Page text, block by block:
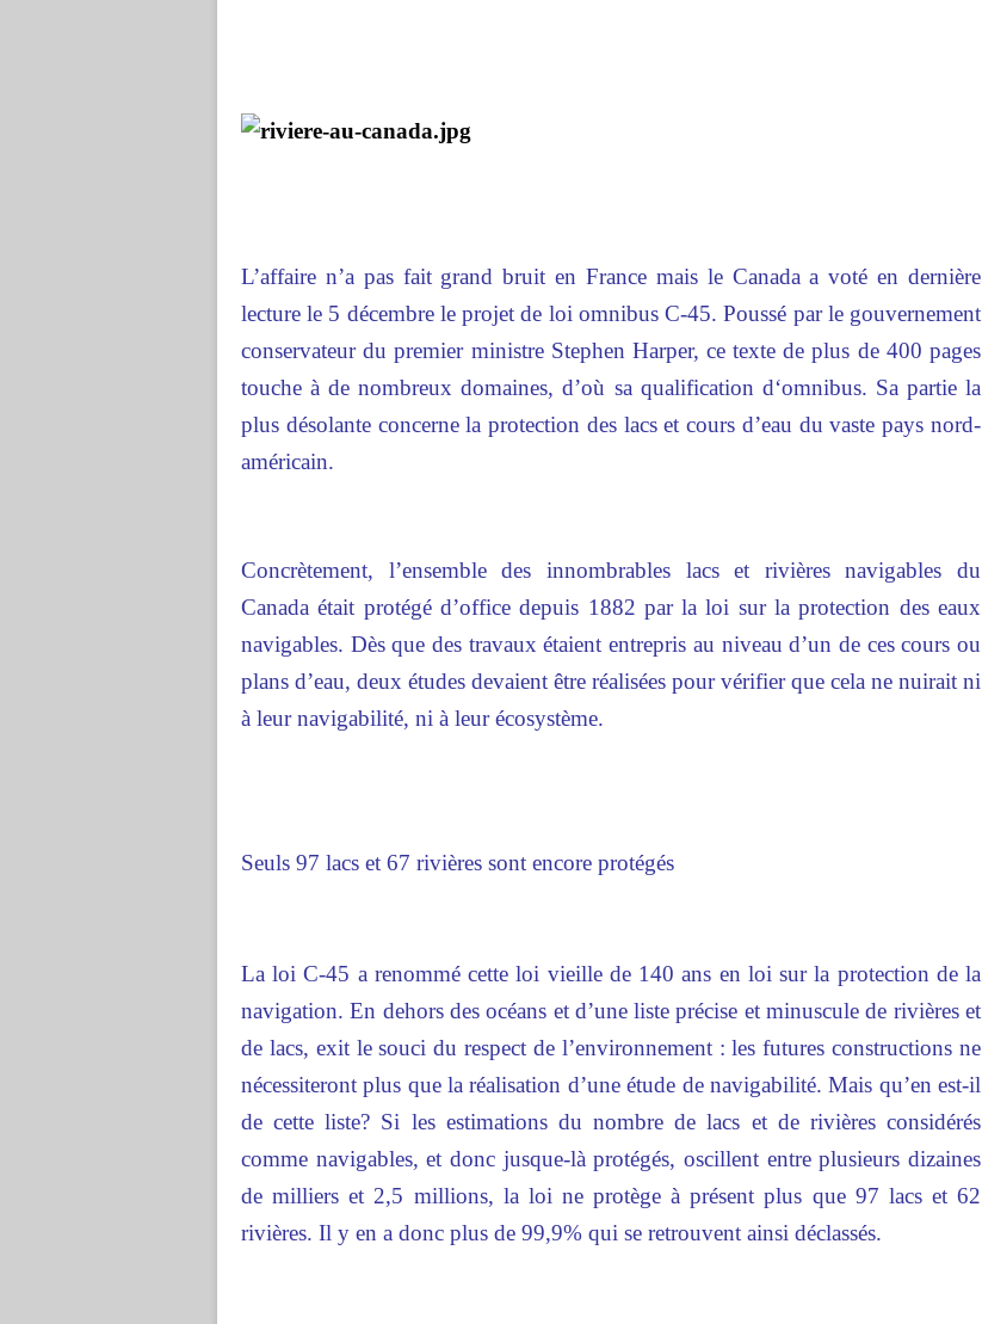
L’affaire n’a pas fait grand bruit en France mais le Canada a voté en dernière
lecture le 5 décembre le projet de loi omnibus C-45. Poussé par le gouvernement
conservateur du premier ministre Stephen Harper, ce texte de plus de 400 pages
touche à de nombreux domaines, d’où sa qualification d‘omnibus. Sa partie la
plus désolante concerne la protection des lacs et cours d’eau du vaste pays nord-
américain.
Concrètement, l’ensemble des innombrables lacs et rivières navigables du
Canada était protégé d’office depuis 1882 par la loi sur la protection des eaux
navigables. Dès que des travaux étaient entrepris au niveau d’un de ces cours ou
plans d’eau, deux études devaient être réalisées pour vérifier que cela ne nuirait ni
à leur navigabilité, ni à leur écosystème.
Seuls 97 lacs et 67 rivières sont encore protégés
La loi C-45 a renommé cette loi vieille de 140 ans en loi sur la protection de la
navigation. En dehors des océans et d’une liste précise et minuscule de rivières et
de lacs, exit le souci du respect de l’environnement : les futures constructions ne
nécessiteront plus que la réalisation d’une étude de navigabilité. Mais qu’en est-il
de cette liste? Si les estimations du nombre de lacs et de rivières considérés
comme navigables, et donc jusque-là protégés, oscillent entre plusieurs dizaines
de milliers et 2,5 millions, la loi ne protège à présent plus que 97 lacs et 62
rivières. Il y en a donc plus de 99,9% qui se retrouvent ainsi déclassés.